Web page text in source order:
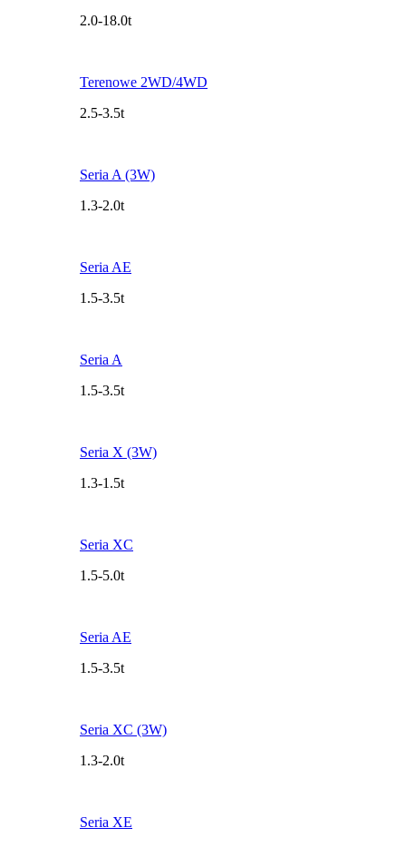
2.0-18.0t
Terenowe 2WD/4WD
2.5-3.5t
Seria A (3W)
1.3-2.0t
Seria AE
1.5-3.5t
Seria A
1.5-3.5t
Seria X (3W)
1.3-1.5t
Seria XC
1.5-5.0t
Seria AE
1.5-3.5t
Seria XC (3W)
1.3-2.0t
Seria XE